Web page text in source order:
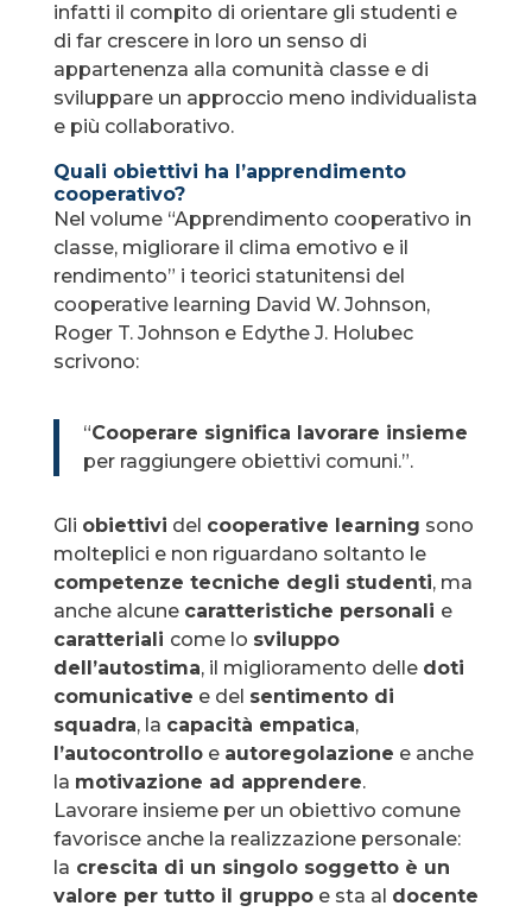
infatti il compito di orientare gli studenti e
di far crescere in loro un senso di
appartenenza alla comunità classe e di
sviluppare un approccio meno individualista
e più collaborativo.
Quali obiettivi ha l’apprendimento
cooperativo?
Nel volume “Apprendimento cooperativo in
classe, migliorare il clima emotivo e il
rendimento” i teorici statunitensi del
cooperative learning David W. Johnson,
Roger T. Johnson e Edythe J. Holubec
scrivono:
“Cooperare significa lavorare insieme
per raggiungere obiettivi comuni.”.
Gli obiettivi del cooperative learning sono
molteplici e non riguardano soltanto le
competenze tecniche degli studenti, ma
anche alcune caratteristiche personali e
caratteriali come lo sviluppo
dell’autostima, il miglioramento delle doti
comunicative e del sentimento di
squadra, la capacità empatica,
l’autocontrolloe autoregolazione e anche
la motivazione ad apprendere.
Lavorare insieme per un obiettivo comune
favorisce anche la realizzazione personale:
la crescita di un singolo soggetto è un
valore per tutto il gruppoe sta al docente